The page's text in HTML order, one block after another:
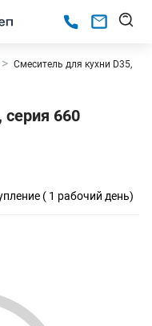
Смеситель для кухни D35,
серия 660
( 1 рабочий день)